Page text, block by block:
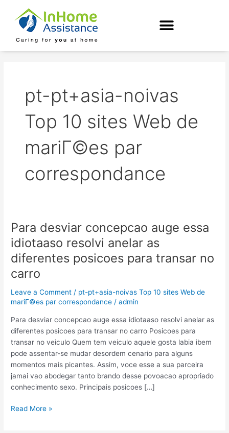
content
pt-pt+asia-noivas
Top 10 sites Web de
mariГ©es par
correspondance
Para desviar concepcao auge essa
idiotaaso resolvi anelar as
diferentes posicoes para transar no
carro
Leave a Comment / pt-pt+asia-noivas Top 10 sites Web de
mariГ©es par correspondance /admin
Para desviar concepcao auge essa idiotaaso resolvi anelar as
diferentes posicoes para transar no carro Posicoes para
transar no veiculo Quem tem veiculo aquele gosta labia ibem
pode assentar-se mudar desordem cenario para alguns
momentos mais picantes. Assim, voce esse a sua parceira
jamai vao abodegar tanto brando desse povoacao apropriado
conhecimento sexo. Principais posicoes […]
Para
desviar
concepcao
auge
essa
resolvi
anelar
diferentes
transar
no
carro
Read More »